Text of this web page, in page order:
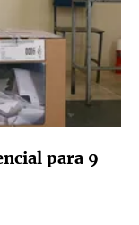
para 9